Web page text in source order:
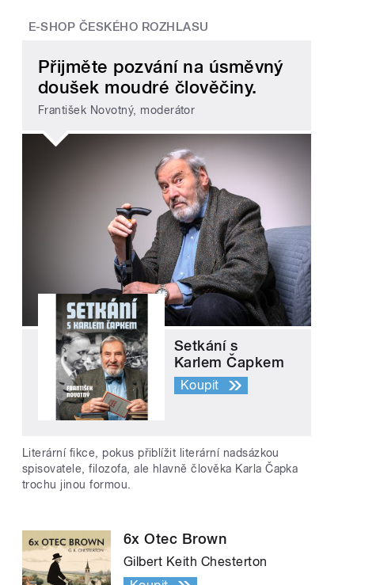
E-SHOP ČESKÉHO ROZHLASU
Přijměte pozvání na úsměvný
doušek moudré člověčiny.
František Novotný, moderátor
Setkání s
Karlem Čapkem
Koupit
Literární fikce, pokus přiblížit literární nadsázkou
spisovatele, filozofa, ale hlavně člověka Karla Čapka
trochu jinou formou.
6x Otec Brown
Gilbert Keith Chesterton